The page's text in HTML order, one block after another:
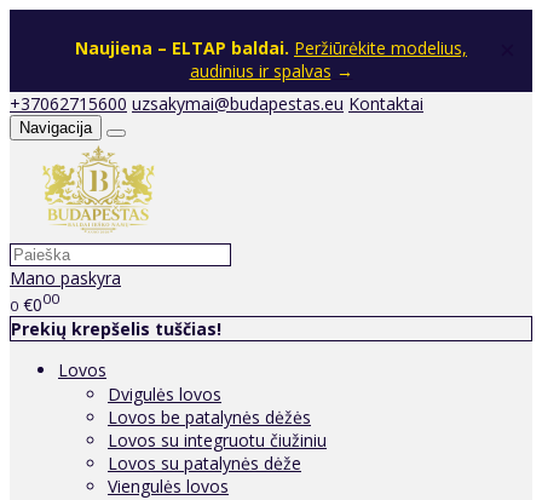
Naujiena – ELTAP baldai. Peržiūrėkite modelius,
audinius ir spalvas →
+37062715600 uzsakymai@budapestas.eu Kontaktai
Navigacija
Mano paskyra
0 €000
Prekių krepšelis tuščias!
Lovos
Dvigulės lovos
Lovos be patalynės dėžės
Lovos su integruotu čiužiniu
Lovos su patalynės dėže
Viengulės lovos